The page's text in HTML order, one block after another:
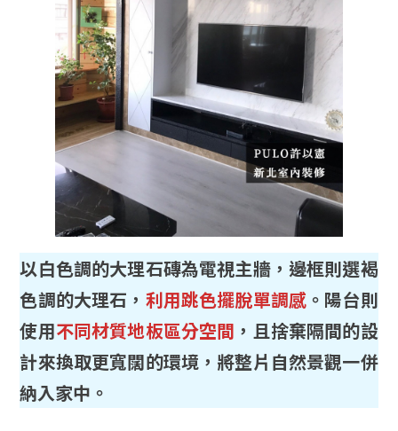
以白色調的大理石磚為電視主牆，邊框則選褐
色調的大理石， 利用跳色擺脫單調感 。陽台則
使用不同材質地板區分空間 ，且捨棄隔間的設
計來換取更寬闊的環境，將整片自然景觀一併
納入家中。